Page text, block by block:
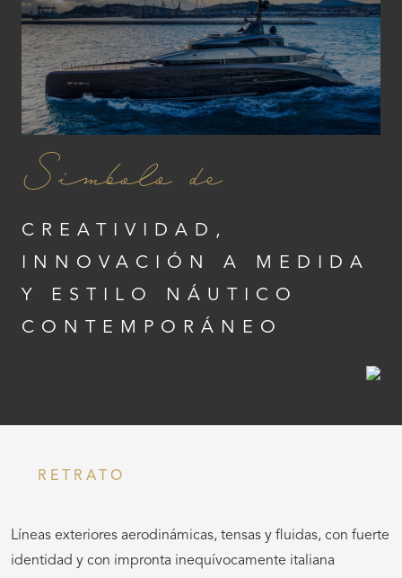
Símbolo de
CREATIVIDAD,
INNOVACIÓN A MEDIDA
Y ESTILO NÁUTICO
CONTEMPORÁNEO
RETRATO
Líneas exteriores aerodinámicas, tensas y fluidas, con fuerte
identidad y con impronta inequívocamente italiana